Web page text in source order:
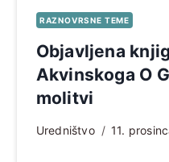
RAZNOVRSNE TEME
Objavljena
Akvinskoga O
molitvi
Uredništvo 11.